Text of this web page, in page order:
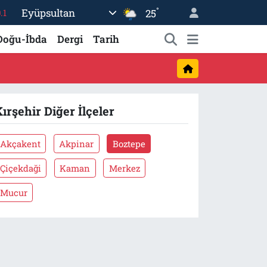
Eyüpsultan 25°
İbda Dergi Tarih
Diğer İlçeler
Akçakent Akpinar Boztepe
Çiçekdaği Kaman Merkez
Mucur